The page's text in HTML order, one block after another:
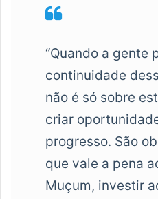
“Quando a gente
continuidade
não é só sobre
criar
progresso. São
que vale a pena
Muçum, investir